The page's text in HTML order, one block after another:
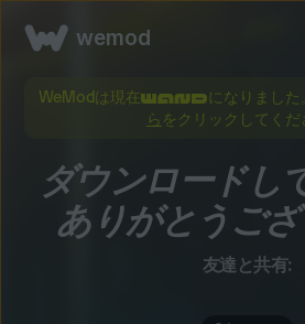
wemod
WeModは現在 になりました
ら をクリックしてくだ
ダウンロードし
ありがとうご
友達と共有: